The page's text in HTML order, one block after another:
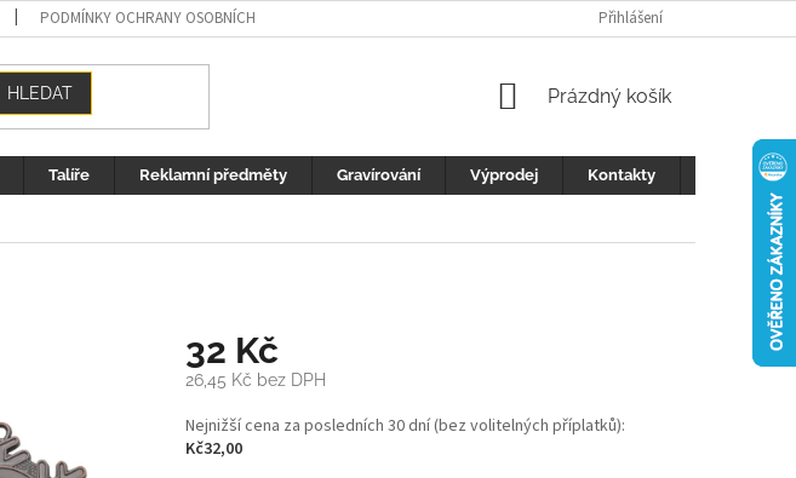
PODMÍNKY OCHRANY OSOBNÍCH ÚDAJŮ REKLAMACE
Přihlášení
HLEDAT
NÁKUPNÍ
Prázdný košík
Talíře Reklamní předměty Gravírování Výprodej Kontakty
32 Kč
26,45 Kč bez DPH
Měrná
cena:
Nejnižší cena za posledních 30 dní (bez volitelných příplatků):
Kč32,00